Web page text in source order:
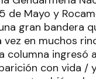
de Mayo y
gran bandera
en muchos
columna ingresó
con vida /